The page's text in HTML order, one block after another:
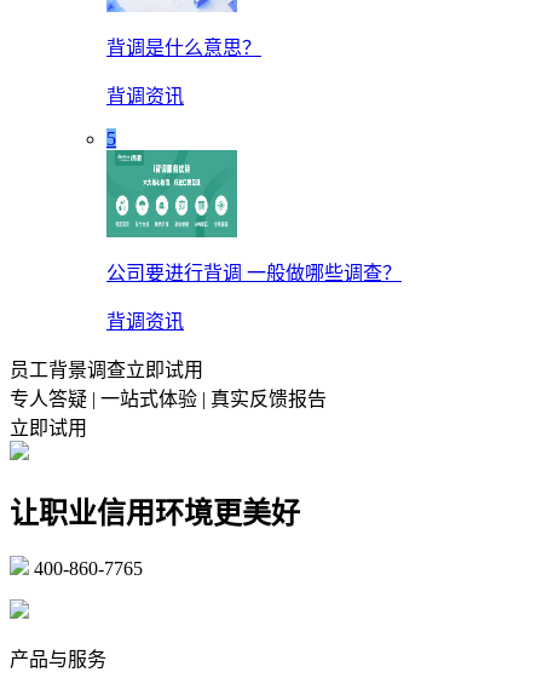
背调是什么意思？
背调资讯
5
公司要进行背调 一般做哪些调查？
背调资讯
员工背景调查立即试用
专人答疑 | 一站式体验 | 真实反馈报告
立即试用
让职业信用环境更美好
400-860-7765
产品与服务